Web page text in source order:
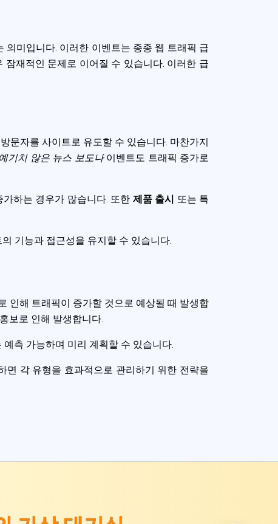
미입니다. 이러한 이벤트는 종종 웹 트래픽 급
재적인 문제로 이어질 수 있습니다. 이러한 급
문자를 사이트로 유도할 수 있습니다. 마찬가지
예기치 않은 뉴스 보도나이벤트도 트래픽 증가로
하는 경우가 많습니다. 또한 제품 출시 또는 특
기능과 접근성을 유지할 수 있습니다.
인해 트래픽이 증가할 것으로 예상될 때 발생합
보로 인해 발생합니다.
예측 가능하며 미리 계획할 수 있습니다.
면 각 유형을 효과적으로 관리하기 위한 전략을